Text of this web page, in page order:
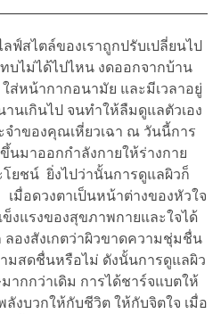
สไตล์ของเราถูกปรับเปลี่ยนไป
ไม่ได้ไปไหน งดออกจากบ้าน
ใส่หน้ากากอนามัย และมีเวลาอยู่
นเกินไป จนทำให้ลืมดูแลตัวเอง
จำของคุณเหี่ยวเฉา ณ วันนี้การ
มาออกกำลังกายให้ร่างกาย
ยชน์ ยิ่งไปว่านั้นการดูแลผิวก็
มื่อดวงตาเป็นหน้าต่างของหัวใจ
งแรงของสุขภาพกายและใจได้
องสังเกตว่าผิวขาดความชุ่มชื่น
มสดชื่นหรือไม่ ดังนั้นการดูแลผิว
ากกว่าเดิม การได้ชาร์จแบตให้
ลังบวกให้กับชีวิต ให้กับจิตใจ เมื่อ